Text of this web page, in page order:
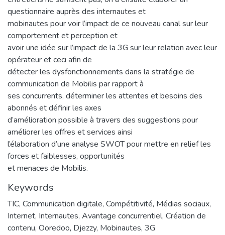
questionnaire auprès des internautes et
mobinautes pour voir l’impact de ce nouveau canal sur leur
comportement et perception et
avoir une idée sur l’impact de la 3G sur leur relation avec leur
opérateur et ceci afin de
détecter les dysfonctionnements dans la stratégie de
communication de Mobilis par rapport à
ses concurrents, déterminer les attentes et besoins des
abonnés et définir les axes
d’amélioration possible à travers des suggestions pour
améliorer les offres et services ainsi
l’élaboration d’une analyse SWOT pour mettre en relief les
forces et faiblesses, opportunités
et menaces de Mobilis.
Keywords
TIC, Communication digitale, Compétitivité, Médias sociaux,
Internet, Internautes, Avantage concurrentiel, Création de
contenu, Ooredoo, Djezzy, Mobinautes, 3G